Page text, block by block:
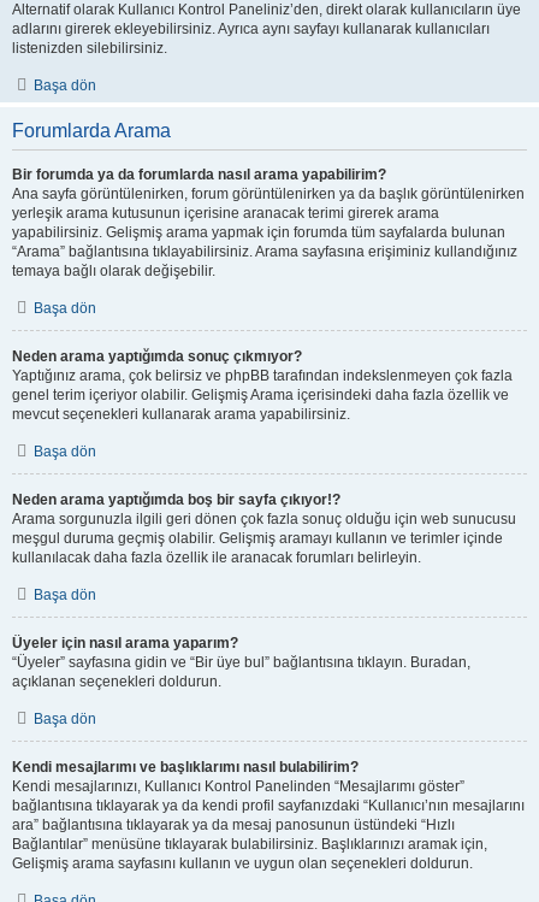
Alternatif olarak Kullanıcı Kontrol Paneliniz’den, direkt olarak kullanıcıların üye
adlarını girerek ekleyebilirsiniz. Ayrıca aynı sayfayı kullanarak kullanıcıları
listenizden silebilirsiniz.
Başa dön
Forumlarda Arama
Bir forumda ya da forumlarda nasıl arama yapabilirim?
Ana sayfa görüntülenirken, forum görüntülenirken ya da başlık görüntülenirken
yerleşik arama kutusunun içerisine aranacak terimi girerek arama
yapabilirsiniz. Gelişmiş arama yapmak için forumda tüm sayfalarda bulunan
“Arama” bağlantısına tıklayabilirsiniz. Arama sayfasına erişiminiz kullandığınız
temaya bağlı olarak değişebilir.
Başa dön
Neden arama yaptığımda sonuç çıkmıyor?
Yaptığınız arama, çok belirsiz ve phpBB tarafından indekslenmeyen çok fazla
genel terim içeriyor olabilir. Gelişmiş Arama içerisindeki daha fazla özellik ve
mevcut seçenekleri kullanarak arama yapabilirsiniz.
Başa dön
Neden arama yaptığımda boş bir sayfa çıkıyor!?
Arama sorgunuzla ilgili geri dönen çok fazla sonuç olduğu için web sunucusu
meşgul duruma geçmiş olabilir. Gelişmiş aramayı kullanın ve terimler içinde
kullanılacak daha fazla özellik ile aranacak forumları belirleyin.
Başa dön
Üyeler için nasıl arama yaparım?
“Üyeler” sayfasına gidin ve “Bir üye bul” bağlantısına tıklayın. Buradan,
açıklanan seçenekleri doldurun.
Başa dön
Kendi mesajlarımı ve başlıklarımı nasıl bulabilirim?
Kendi mesajlarınızı, Kullanıcı Kontrol Panelinden “Mesajlarımı göster”
bağlantısına tıklayarak ya da kendi profil sayfanızdaki “Kullanıcı’nın mesajlarını
ara” bağlantısına tıklayarak ya da mesaj panosunun üstündeki “Hızlı
Bağlantılar” menüsüne tıklayarak bulabilirsiniz. Başlıklarınızı aramak için,
Gelişmiş arama sayfasını kullanın ve uygun olan seçenekleri doldurun.